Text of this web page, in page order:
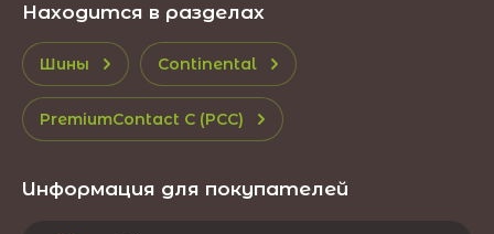
Находится в разделах
Шины Continental
PremiumContact C (PCC)
Информация для покупателей